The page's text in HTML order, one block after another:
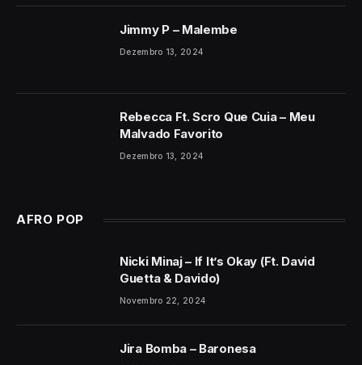
Jimmy P – Malembe
Dezembro 13, 2024
Rebecca Ft. Scro Que Cuia – Meu
Malvado Favorito
Dezembro 13, 2024
AFRO POP
Nicki Minaj – If It’s Okay (Ft. David
Guetta & Davido)
Novembro 22, 2024
Jira Bomba – Baronesa